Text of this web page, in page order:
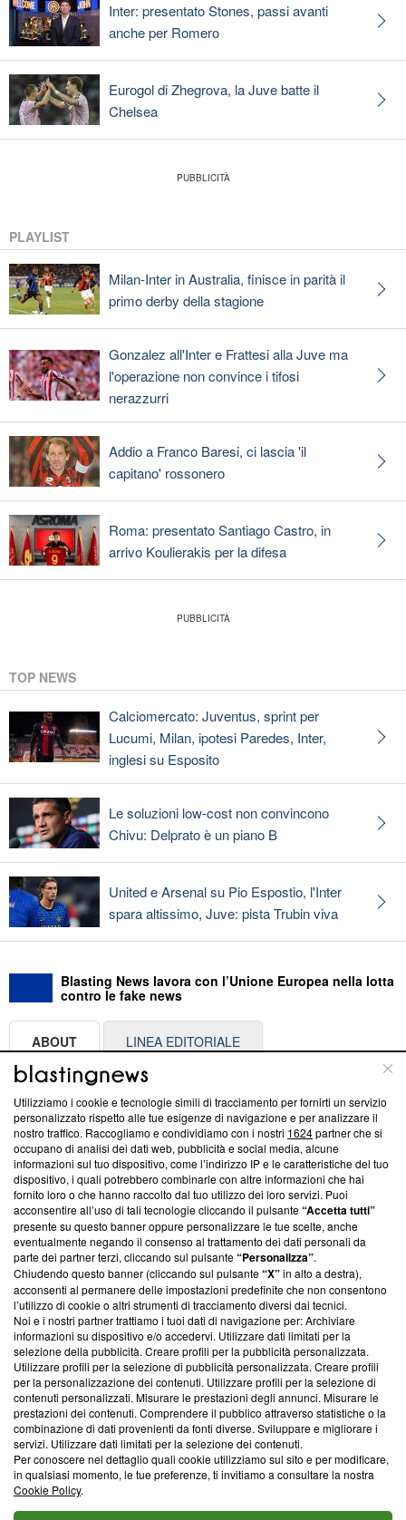
Inter: presentato Stones, passi avanti
anche per Romero
Eurogol di Zhegrova, la Juve batte il
Chelsea
PLAYLIST
Milan-Inter in Australia, finisce in parità il
primo derby della stagione
Gonzalez all'Inter e Frattesi alla Juve ma
l'operazione non convince i tifosi
nerazzurri
Addio a Franco Baresi, ci lascia 'il
capitano' rossonero
Roma: presentato Santiago Castro, in
arrivo Koulierakis per la difesa
TOP NEWS
Calciomercato: Juventus, sprint per
Lucumi, Milan, ipotesi Paredes, Inter,
inglesi su Esposito
Le soluzioni low-cost non convincono
Chivu: Delprato è un piano B
United e Arsenal su Pio Espostio, l'Inter
spara altissimo, Juve: pista Trubin viva
Blasting News lavora con l’Unione Europea nella lotta
contro le fake news
ABOUT LINEA EDITORIALE
Questa sezione offre informazioni trasparenti su Blasting
News, sui nostri processi editoriali e su come ci impegniamo a
creare news di qualità. Inoltre, afferma la nostra aderenza a
‘Trust Project - News with Integrity’Blasting News non è
ancora membro del programma, ma ha richiesto di farne
parte; Trust Project non ha ancora effettuato una verifica di
conformità agli standard.
Su di noi
Team editoriale
Corporate
Redazione
Informativa Privacy
Cookie Policy
Blasting SA, IDI CHE-247.845.224, Via Carlo Frasca, 3 - 6900
Lugano (Svizzera) Tel:+39 0690258937
© 2026 Blasting News
Utilizziamo i cookie e tecnologie simili di tracciamento per fornirti un servizio
personalizzato rispetto alle tue esigenze di navigazione e per analizzare il
nostro traffico. Raccogliamo e condividiamo con i nostri 1624partner che si
occupano di analisi dei dati web, pubblicità e social media, alcune
informazioni sul tuo dispositivo, come l’indirizzo IP e le caratteristiche del tuo
dispositivo, i quali potrebbero combinarle con altre informazioni che hai
fornito loro o che hanno raccolto dal tuo utilizzo dei loro servizi. Puoi
acconsentire all’uso di tali tecnologie cliccando il pulsante“Accetta tutti”
presente su questo banner oppure personalizzare le tue scelte, anche
eventualmente negando il consenso al trattamento dei dati personali da
parte dei partner terzi, cliccando sul pulsante“Personalizza”.
Chiudendo questo banner (cliccando sul pulsante“X”in alto a destra),
acconsenti al permanere delle impostazioni predefinite che non consentono
l’utilizzo di cookie o altri strumenti di tracciamento diversi dai tecnici.
Noi e i nostri partner trattiamo i tuoi dati di navigazione per: Archiviare
informazioni su dispositivo e/o accedervi. Utilizzare dati limitati per la
selezione della pubblicità. Creare profili per la pubblicità personalizzata.
Utilizzare profili per la selezione di pubblicità personalizzata. Creare profili
per la personalizzazione dei contenuti. Utilizzare profili per la selezione di
contenuti personalizzati. Misurare le prestazioni degli annunci. Misurare le
prestazioni dei contenuti. Comprendere il pubblico attraverso statistiche o la
combinazione di dati provenienti da fonti diverse. Sviluppare e migliorare i
servizi. Utilizzare dati limitati per la selezione dei contenuti.
Per conoscere nel dettaglio quali cookie utilizziamo sul sito e per modificare,
in qualsiasi momento, le tue preferenze, ti invitiamo a consultare la nostra
Cookie Policy.